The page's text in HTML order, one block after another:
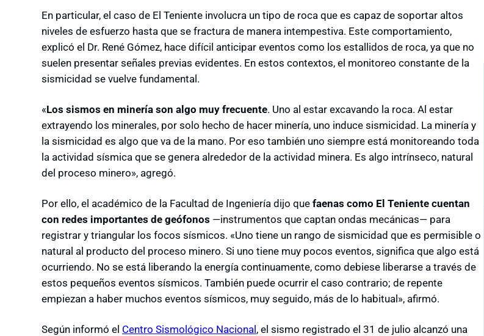
En particular, el caso de El Teniente involucra un tipo de roca que es capaz de soportar altos
niveles de esfuerzo hasta que se fractura de manera intempestiva. Este comportamiento,
explicó el Dr. René Gómez, hace difícil anticipar eventos como los estallidos de roca, ya que no
suelen presentar señales previas evidentes. En estos contextos, el monitoreo constante de la
sismicidad se vuelve fundamental.
«Los sismos en minería son algo muy frecuente. Uno al estar excavando la roca. Al estar
extrayendo los minerales, por solo hecho de hacer minería, uno induce sismicidad. La minería y
la sismicidad es algo que va de la mano. Por eso también uno siempre está monitoreando toda
la actividad sísmica que se genera alrededor de la actividad minera. Es algo intrínseco, natural
del proceso minero», agregó.
Por ello, el académico de la Facultad de Ingeniería dijo que faenas como El Teniente cuentan
con redes importantes de geófonos —instrumentos que captan ondas mecánicas— para
registrar y triangular los focos sísmicos. «Uno tiene un rango de sismicidad que es permisible o
natural al producto del proceso minero. Si uno tiene muy pocos eventos, significa que algo está
ocurriendo. No se está liberando la energía continuamente, como debiese liberarse a través de
estos pequeños eventos sísmicos. También puede ocurrir el caso contrario; de repente
empiezan a haber muchos eventos sísmicos, muy seguido, más de lo habitual», afirmó.
Según informó el Centro Sismológico Nacional, el sismo registrado el 31 de julio alcanzó una